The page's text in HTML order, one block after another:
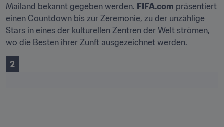
Mailand bekannt gegeben werden. FIFA.com präsentiert
einen Countdown bis zur Zeremonie, zu der unzählige
Stars in eines der kulturellen Zentren der Welt strömen,
wo die Besten ihrer Zunft ausgezeichnet werden.
2